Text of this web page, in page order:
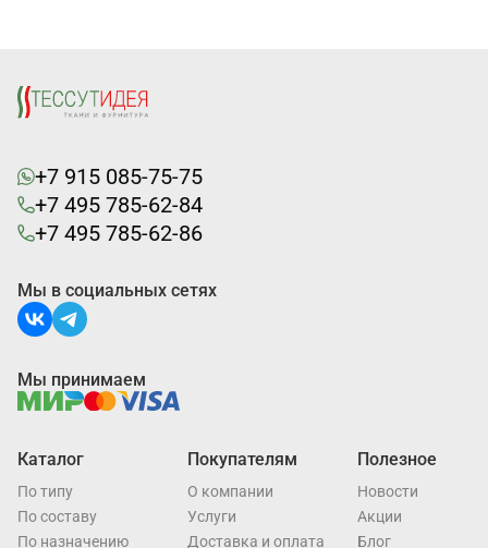
+7 915 085-75-75
+7 495 785-62-84
+7 495 785-62-86
Каталог
По типу
По составу
По назначению
Покупателям
О компании
Услуги
Доставка и оплата
Полезное
Новости
Акции
Блог
Мы в социальных сетях
Мы принимаем